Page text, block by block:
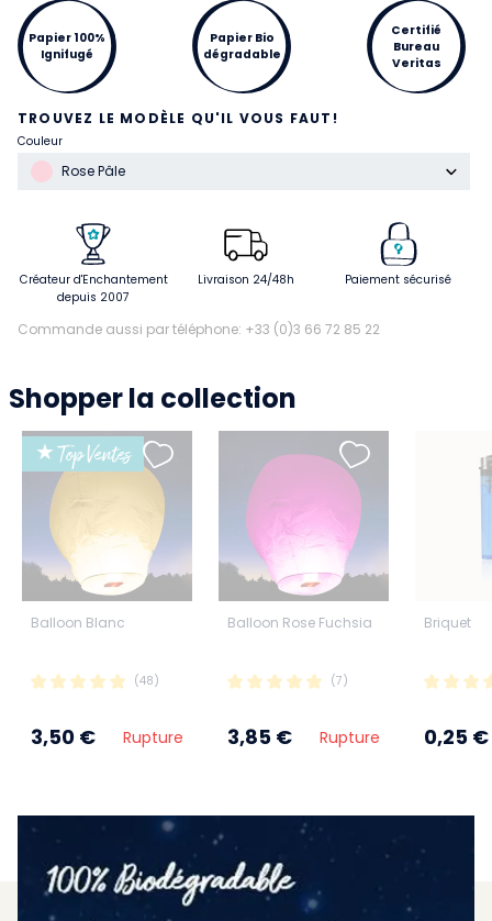
TROUVEZ LE MODÈLE QU'IL VOUS FAUT!
Couleur
Rose Pâle
Papier 100%
Ignifugé
Papier Bio
dégradable
Certifié
Bureau
Veritas
Créateur d'Enchantement
depuis 2007
Livraison 24/48h Paiement sécurisé
Commande aussi par téléphone: +33 (0)3 66 72 85 22
Shopper la collection
Balloon Blanc
(48)
3,50 € Rupture
★ Top Ventes
Balloon Rose Fuchsia
(7)
3,85 € Rupture
Briquet
0,25 €